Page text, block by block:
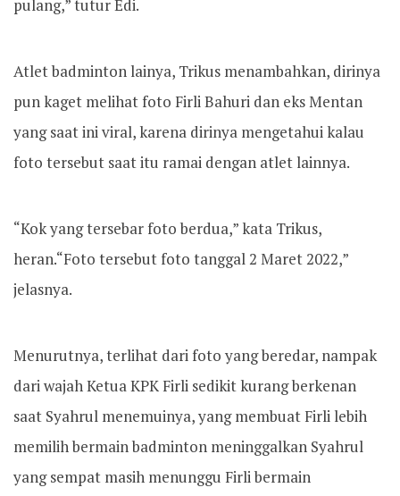
pulang,” tutur Edi.
Atlet badminton lainya, Trikus menambahkan, dirinya
pun kaget melihat foto Firli Bahuri dan eks Mentan
yang saat ini viral, karena dirinya mengetahui kalau
foto tersebut saat itu ramai dengan atlet lainnya.
“Kok yang tersebar foto berdua,” kata Trikus,
heran.“Foto tersebut foto tanggal 2 Maret 2022,”
jelasnya.
Menurutnya, terlihat dari foto yang beredar, nampak
dari wajah Ketua KPK Firli sedikit kurang berkenan
saat Syahrul menemuinya, yang membuat Firli lebih
memilih bermain badminton meninggalkan Syahrul
yang sempat masih menunggu Firli bermain